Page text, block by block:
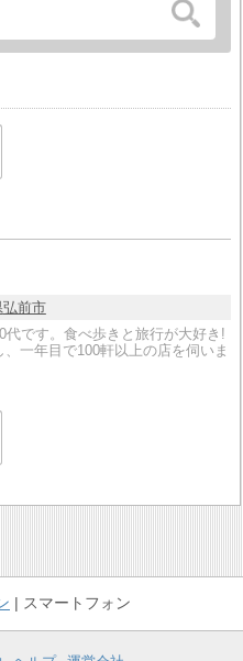
弘前市
代です。食べ歩きと旅行が大好き!
一年目で100軒以上の店を伺いま
スマートフォン